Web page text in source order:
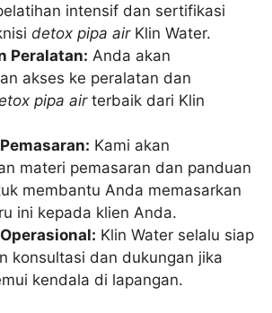
intensif dan sertifikasi
detox pipa airKlin Water.
Peralatan: Anda akan
akses ke peralatan dan
pipa airterbaik dari Klin
Kami akan
materi pemasaran dan panduan
membantu Anda memasarkan
ini kepada klien Anda.
Klin Water selalu siap
konsultasi dan dukungan jika
kendala di lapangan.